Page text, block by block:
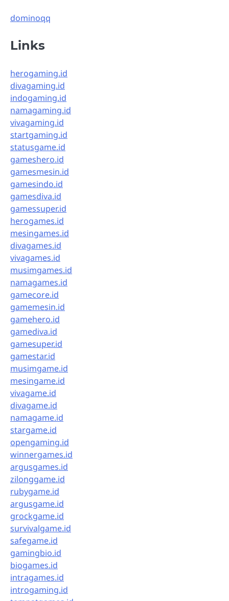
dominoqq
Links
herogaming.id
divagaming.id
indogaming.id
namagaming.id
vivagaming.id
startgaming.id
statusgame.id
gameshero.id
gamesmesin.id
gamesindo.id
gamesdiva.id
gamessuper.id
herogames.id
mesingames.id
divagames.id
vivagames.id
musimgames.id
namagames.id
gamecore.id
gamemesin.id
gamehero.id
gamediva.id
gamesuper.id
gamestar.id
musimgame.id
mesingame.id
vivagame.id
divagame.id
namagame.id
stargame.id
opengaming.id
winnergames.id
argusgames.id
zilonggame.id
rubygame.id
argusgame.id
grockgame.id
survivalgame.id
safegame.id
gamingbio.id
biogames.id
intragames.id
introgaming.id